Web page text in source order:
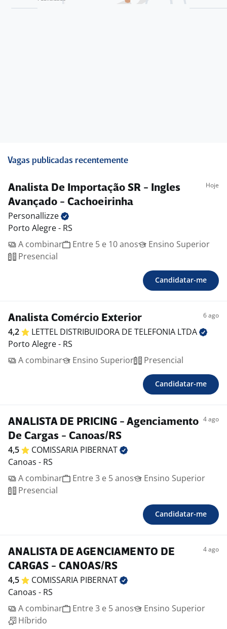
Vagas publicadas recentemente
Analista De Importação SR - Ingles
Avançado - Cachoeirinha
Hoje
Personallizze
Porto Alegre - RS
A combinar
Entre 5 e 10 anos
Ensino Superior
Presencial
Candidatar-me
Analista Comércio Exterior 6 ago
4,2 LETTEL DISTRIBUIDORA DE TELEFONIA LTDA
Porto Alegre - RS
A combinar
Ensino Superior Presencial
Candidatar-me
ANALISTA DE PRICING - Agenciamento
De Cargas - Canoas/RS
4 ago
4,5 COMISSARIA PIBERNAT
Canoas - RS
A combinar
Entre 3 e 5 anos
Ensino Superior
Presencial
Candidatar-me
ANALISTA DE AGENCIAMENTO DE
CARGAS - CANOAS/RS
4 ago
4,5 COMISSARIA PIBERNAT
Canoas - RS
A combinar
Entre 3 e 5 anos
Ensino Superior
Híbrido